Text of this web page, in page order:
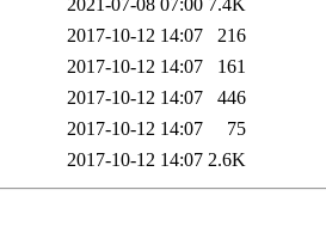
2021-07-08 07:00 7.4K
2017-10-12 14:07
216
2017-10-12 14:07
161
2017-10-12 14:07
446
2017-10-12 14:07
75
2017-10-12 14:07 2.6K